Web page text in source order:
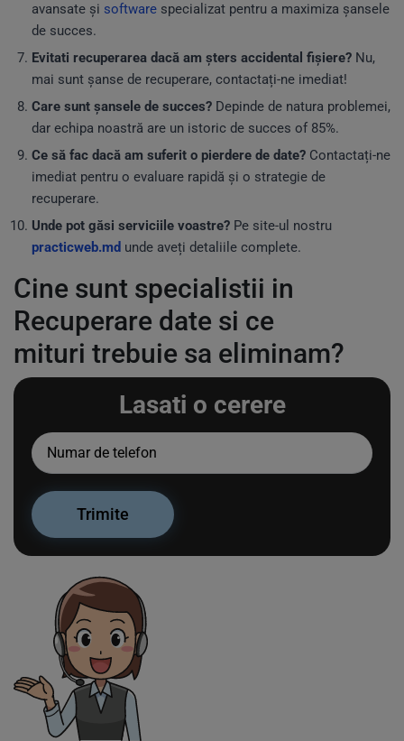
avansate și software specializat pentru a maximiza șansele
de succes.
Evitati recuperarea dacă am șters accidental fișiere? Nu,
mai sunt șanse de recuperare, contactați-ne imediat!
Care sunt șansele de succes? Depinde de natura problemei,
dar echipa noastră are un istoric de succes of 85%.
Ce să fac dacă am suferit o pierdere de date? Contactați-ne
imediat pentru o evaluare rapidă și o strategie de
recuperare.
Unde pot găsi serviciile voastre? Pe site-ul nostru
practicweb.md unde aveți detaliile complete.
Cine sunt specialistii in
Recuperare date si ce
mituri trebuie sa eliminam?
Lasati o cerere